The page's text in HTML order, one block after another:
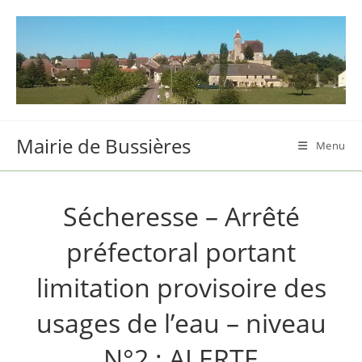
content
Mairie de Bussières Menu
Sécheresse – Arrêté
préfectoral portant
limitation provisoire des
usages de l’eau – niveau